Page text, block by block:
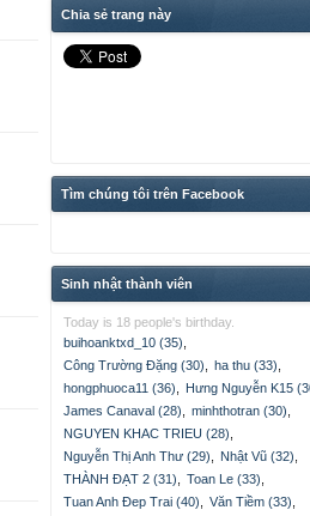
Chia sẻ trang này
Tìm chúng tôi trên Facebook
Sinh nhật thành viên
Today is 18 people's birthday.
buihoanktxd_10 (35)
Công Trường Đặng (30)
ha thu (33)
hongphuoca11 (36)
Hưng Nguyễn K15
James Canaval (28)
minhthotran (30)
NGUYEN KHAC TRIEU (28)
Nguyễn Thị Anh Thư (29)
Nhật Vũ (32)
THÀNH ĐẠT 2 (31)
Toan Le (33)
Tuan Anh Đep Trai (40)
Văn Tiềm (33)